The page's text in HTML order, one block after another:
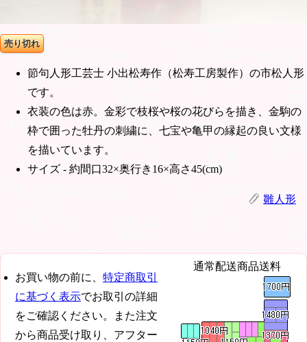
売り切れ
節句人形工芸士 小出松寿作（松寿工房製作）の市松人形
です。
衣装の色は赤。金彩で枝桜や桜の花びらを描き、金駒の
枠で囲った牡丹の刺繍に、七宝や亀甲の縁起の良い文様
を描いています。
サイズ - 約間口32×奥行き16×高さ45(cm)
雛人形
通常配送商品送料
お買い物の前に、 特定商取引
に基づく表示でお取引の詳細
をご確認ください。また注文
から商品受け取り、アフター